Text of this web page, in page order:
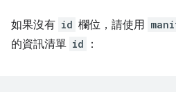
如果沒有 id 欄位，請使用
的資訊清單 id ：